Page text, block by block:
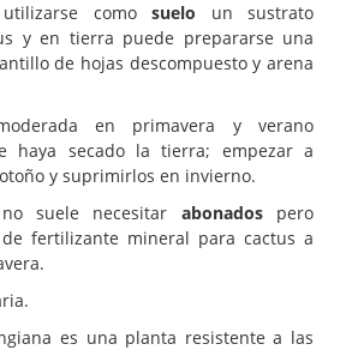
utilizarse comosuelo un sustrato
y en tierra puede prepararse una
de hojas descompuesto y arena
en primavera y verano
haya secado la tierra; empezar a
y suprimirlos en invierno.
suele necesitar abonadospero
fertilizante mineral para cactus a
es una planta resistente a las